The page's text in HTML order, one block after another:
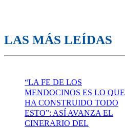
LAS MÁS LEÍDAS
“LA FE DE LOS
MENDOCINOS ES LO QUE
HA CONSTRUIDO TODO
ESTO”: ASÍ AVANZA EL
CINERARIO DEL